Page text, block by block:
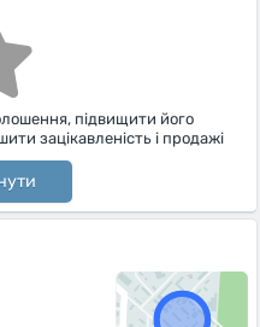
підвищити його
зацікавленість і продажі